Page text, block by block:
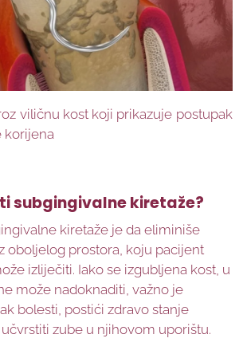
viličnu kost koji prikazuje postupak
korijena
subgingivalne kiretaže?
kiretaže je da eliminiše
oboljelog prostora, koju pacijent
izliječiti. Iako se izgubljena kost, u
može nadoknaditi, važno je
bolesti, postići zdravo stanje
zube u njihovom uporištu.